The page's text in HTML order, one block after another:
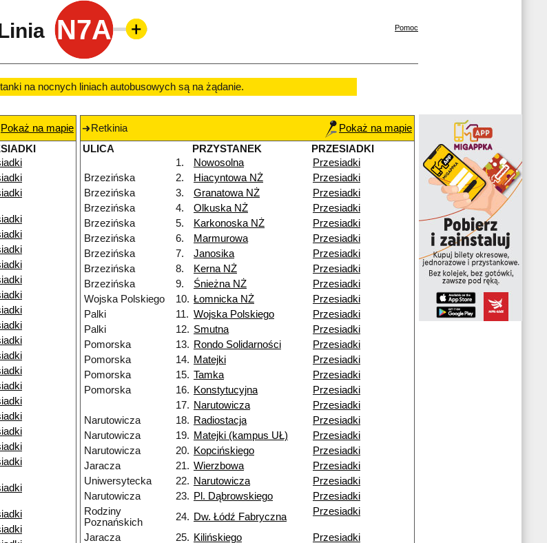
N7A Pomoc
na nocnych liniach autobusowych są na żądanie.
Pokaż na mapie
Retkinia
Pokaż na mapie
ULICA
PRZYSTANEK
PRZESIADKI
1.
Nowosolna
Przesiadki
Brzezińska
2. Hiacyntowa NŻ
Przesiadki
Brzezińska
3. Granatowa NŻ
Przesiadki
Brzezińska
4. Olkuska NŻ
Przesiadki
Brzezińska
5. Karkonoska NŻ
Przesiadki
Brzezińska
6. Marmurowa
Przesiadki
Brzezińska
7. Janosika
Przesiadki
Brzezińska
8. Kerna NŻ
Przesiadki
Brzezińska
9. Śnieżna NŻ
Przesiadki
Wojska Polskiego
10. Łomnicka NŻ
Przesiadki
Palki
11. Wojska Polskiego
Przesiadki
Palki
12. Smutna
Przesiadki
Pomorska
13. Rondo Solidarności
Przesiadki
Pomorska
14. Matejki
Przesiadki
Pomorska
15. Tamka
Przesiadki
Pomorska
16. Konstytucyjna
Przesiadki
17. Narutowicza
Przesiadki
Narutowicza
18. Radiostacja
Przesiadki
Narutowicza
19. Matejki (kampus UŁ)
Przesiadki
Narutowicza
20. Kopcińskiego
Przesiadki
Jaracza
21. Wierzbowa
Przesiadki
Uniwersytecka
22. Narutowicza
Przesiadki
Narutowicza
23. Pl. Dąbrowskiego
Przesiadki
Rodziny
Poznańskich
24. Dw. Łódź Fabryczna Przesiadki
Jaracza 25. Kilińskiego
Przesiadki